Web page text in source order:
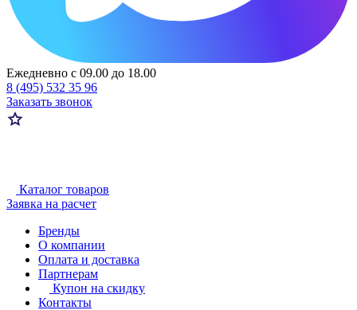
Ежедневно с 09.00 до 18.00
8 (495) 532 35 96
Заказать звонок
Каталог товаров
Заявка на расчет
Бренды
О компании
Оплата и доставка
Партнерам
Купон на скидку
Контакты